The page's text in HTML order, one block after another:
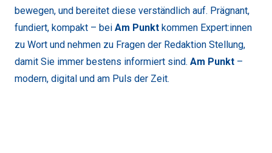
bewegen, und bereitet diese verständlich auf. Prägnant,
fundiert, kompakt – bei Am Punkt kommen Expert:innen
zu Wort und nehmen zu Fragen der Redaktion Stellung,
damit Sie immer bestens informiert sind. Am Punkt –
modern, digital und am Puls der Zeit.